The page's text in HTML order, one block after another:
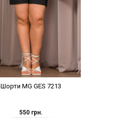
Шорти MG GES 7213
550 грн.